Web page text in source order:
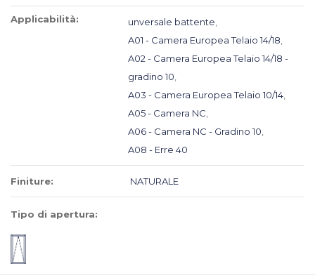
Applicabilità: unversale battente,
A01 - Camera Europea Telaio 14/18,
A02 - Camera Europea Telaio 14/18 -
gradino 10,
A03 - Camera Europea Telaio 10/14,
A05 - Camera NC,
A06 - Camera NC - Gradino 10,
A08 - Erre 40
Finiture: NATURALE
Tipo di apertura: